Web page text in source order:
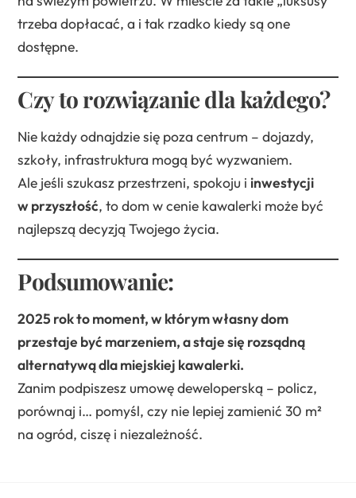
trzeba dopłacać, a i tak rzadko kiedy są one
dostępne.
Czy to rozwiązanie dla każdego?
Nie każdy odnajdzie się poza centrum – dojazdy,
szkoły, infrastruktura mogą być wyzwaniem.
Ale jeśli szukasz przestrzeni, spokoju i inwestycji
w przyszłość, to dom w cenie kawalerki może być
najlepszą decyzją Twojego życia.
Podsumowanie:
2025 rok to moment, w którym własny dom
przestaje być marzeniem, a staje się rozsądną
alternatywą dla miejskiej kawalerki.
Zanim podpiszesz umowę deweloperską – policz,
porównaj i… pomyśl, czy nie lepiej zamienić 30 m²
na ogród, ciszę i niezależność.